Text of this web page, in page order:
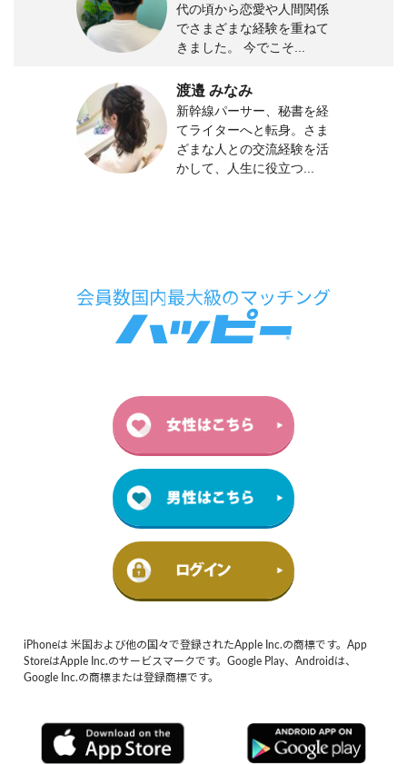
代の頃から恋愛や人間関係
でさまざまな経験を重ねて
きました。 今でこそ...
渡邉 みなみ
新幹線パーサー、秘書を経
てライターへと転身。さま
ざまな人との交流経験を活
かして、人生に役立つ...
iPhoneは 米国および他の国々で登録されたApple Inc.の商標です。App
StoreはApple Inc.のサービスマークです。Google Play、Androidは、
Google Inc.の商標または登録商標です。